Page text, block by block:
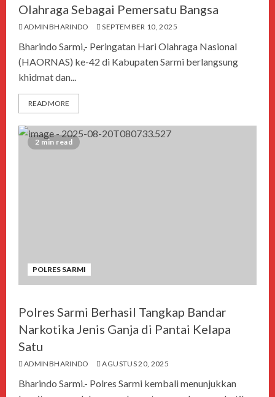
Olahraga Sebagai Pemersatu Bangsa
ADMINBHARINDO SEPTEMBER 10, 2025
Bharindo Sarmi,- Peringatan Hari Olahraga Nasional
(HAORNAS) ke-42 di Kabupaten Sarmi berlangsung
khidmat dan...
READ MORE
2 min read
POLRES SARMI
Polres Sarmi Berhasil Tangkap Bandar
Narkotika Jenis Ganja di Pantai Kelapa
Satu
ADMINBHARINDO AGUSTUS 20, 2025
Bharindo Sarmi.- Polres Sarmi kembali menunjukkan